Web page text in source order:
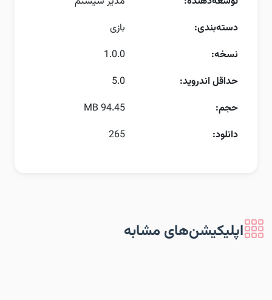
دسته‌بندی:
بازی
نسخه:
1.0.0
حداقل اندروید:
5.0
حجم:
94.45 MB
دانلود:
265
اپلیکیشن‌های مشابه